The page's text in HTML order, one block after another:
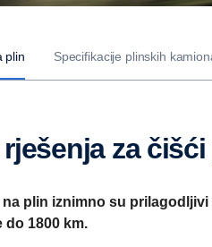
plin Specifikacije plinskih
rješenja za
na plin iznimno su
do 1800 km.